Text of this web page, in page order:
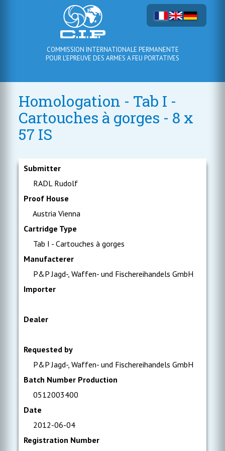
COMMISSION INTERNATIONALE PERMANENTE
POUR L'EPREUVE DES ARMES A FEU PORTATIVES
Homologation - Tab I -
Cartouches à gorges - 8 x
57 IS
Submitter
RADL Rudolf
Proof House
Austria Vienna
Cartridge Type
Tab I - Cartouches à gorges
Manufacterer
P&P Jagd-, Waffen- und Fischereihandels GmbH
Importer
Dealer
Requested by
P&P Jagd-, Waffen- und Fischereihandels GmbH
Batch Number Production
0512003400
Date
2012-06-04
Registration Number